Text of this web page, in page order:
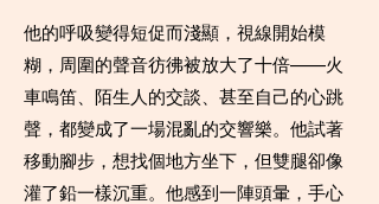
他的呼吸變得短促而淺顯，視線開始模
糊，周圍的聲音彷彿被放大了十倍——火
車鳴笛、陌生人的交談、甚至自己的心跳
聲，都變成了一場混亂的交響樂。他試著
移動腳步，想找個地方坐下，但雙腿卻像
灌了鉛一樣沉重。他感到一陣頭暈，手心